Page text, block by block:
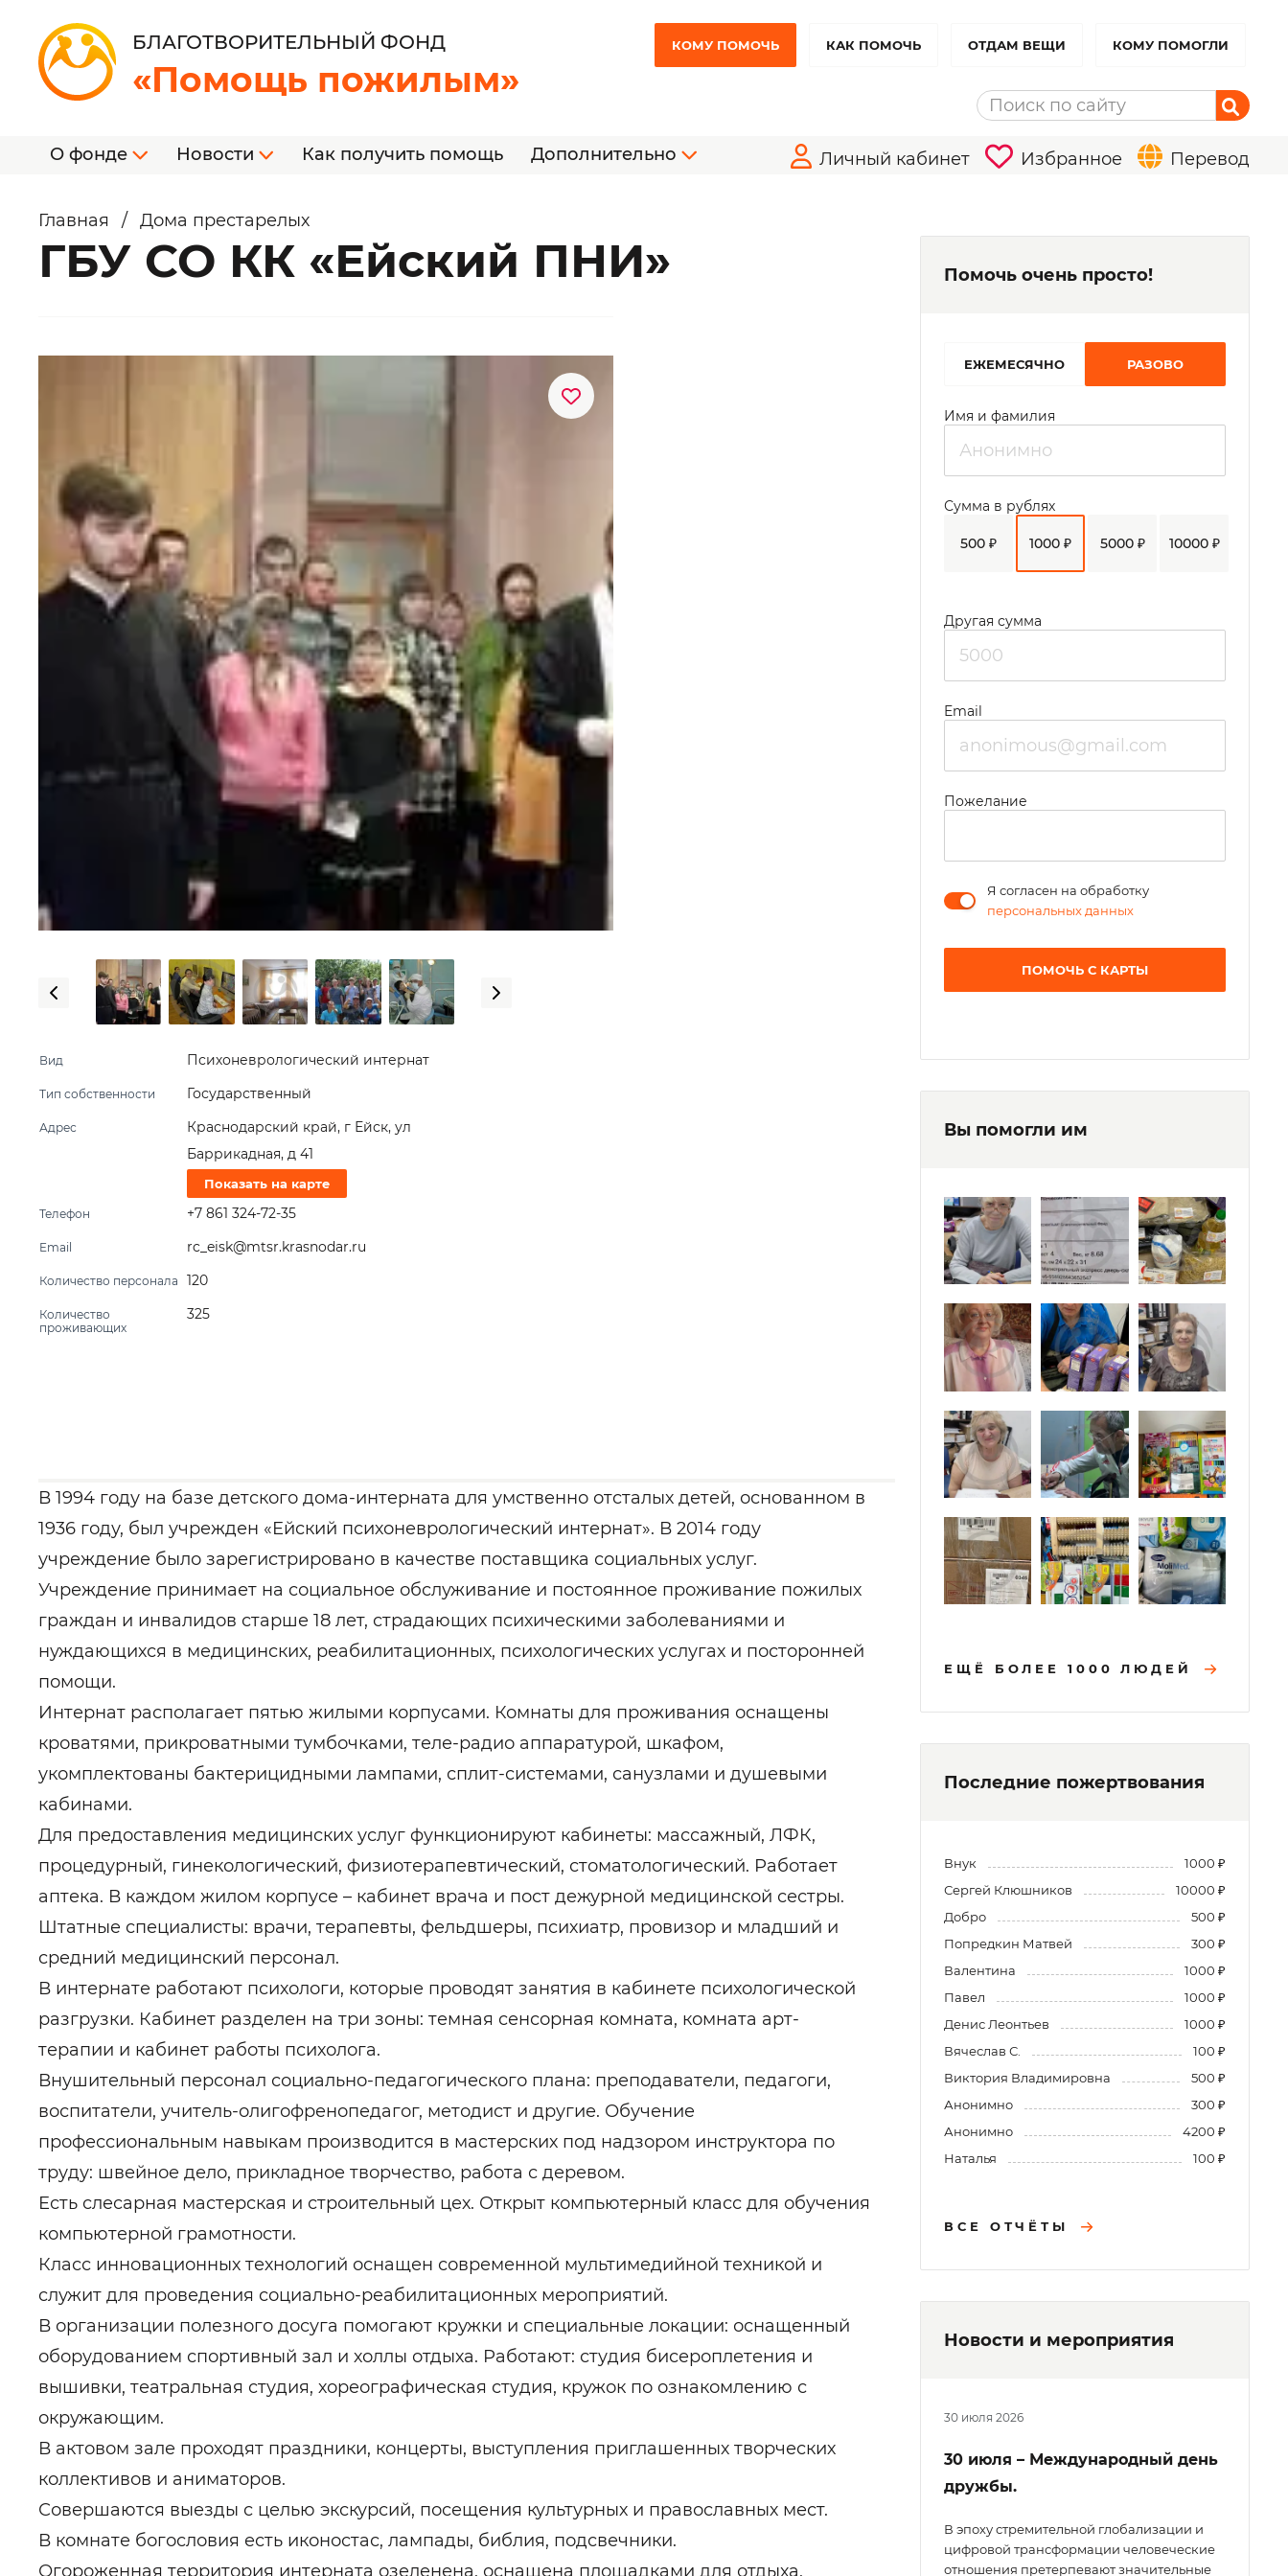
БЛАГОТВОРИТЕЛЬНЫЙ ФОНД
«Помощь пожилым»
КОМУ ПОМОЧЬ КАК ПОМОЧЬ ОТДАМ ВЕЩИ КОМУ ПОМОГЛИ
О фонде Новости Как получить помощь Дополнительно Личный кабинет Избранное Перевод
Главная / Дома престарелых
ГБУ СО КК «Ейский ПНИ»
Вид Психоневрологический интернат
Тип собственности Государственный
Адрес
Краснодарский край, г Ейск, ул
Баррикадная, д 41
Показать на карте
Телефон +7 861 324-72-35
Email rc_eisk@mtsr.krasnodar.ru
Количество персонала 120
Количество
проживающих
325
В 1994 году на базе детского дома-интерната для умственно отсталых детей, основанном в
1936 году, был учрежден «Ейский психоневрологический интернат». В 2014 году
учреждение было зарегистрировано в качестве поставщика социальных услуг.
Учреждение принимает на социальное обслуживание и постоянное проживание пожилых
граждан и инвалидов старше 18 лет, страдающих психическими заболеваниями и
нуждающихся в медицинских, реабилитационных, психологических услугах и посторонней
помощи.
Интернат располагает пятью жилыми корпусами. Комнаты для проживания оснащены
кроватями, прикроватными тумбочками, теле-радио аппаратурой, шкафом,
укомплектованы бактерицидными лампами, сплит-системами, санузлами и душевыми
кабинами.
Для предоставления медицинских услуг функционируют кабинеты: массажный, ЛФК,
процедурный, гинекологический, физиотерапевтический, стоматологический. Работает
аптека. В каждом жилом корпусе – кабинет врача и пост дежурной медицинской сестры.
Штатные специалисты: врачи, терапевты, фельдшеры, психиатр, провизор и младший и
средний медицинский персонал.
В интернате работают психологи, которые проводят занятия в кабинете психологической
разгрузки. Кабинет разделен на три зоны: темная сенсорная комната, комната арт-
терапии и кабинет работы психолога.
Внушительный персонал социально-педагогического плана: преподаватели, педагоги,
воспитатели, учитель-олигофренопедагог, методист и другие. Обучение
профессиональным навыкам производится в мастерских под надзором инструктора по
труду: швейное дело, прикладное творчество, работа с деревом.
Есть слесарная мастерская и строительный цех. Открыт компьютерный класс для обучения
компьютерной грамотности.
Класс инновационных технологий оснащен современной мультимедийной техникой и
служит для проведения социально-реабилитационных мероприятий.
В организации полезного досуга помогают кружки и специальные локации: оснащенный
оборудованием спортивный зал и холлы отдыха. Работают: студия бисероплетения и
вышивки, театральная студия, хореографическая студия, кружок по ознакомлению с
окружающим.
В актовом зале проходят праздники, концерты, выступления приглашенных творческих
коллективов и аниматоров.
Совершаются выезды с целью экскурсий, посещения культурных и православных мест.
В комнате богословия есть иконостас, лампады, библия, подсвечники.
Огороженная территория интерната озеленена, оснащена площадками для отдыха,
Помочь очень просто!
EЖЕМЕСЯЧНО РАЗОВО
Имя и фамилия
500 ₽ 1000 ₽ 5000 ₽ 10000 ₽
Сумма в рублях
Другая сумма
Email
Пожелание
Я согласен на обработку
персональных данных
ПОМОЧЬ С КАРТЫ
Вы помогли им
ЕЩЁ БОЛЕЕ 1000 ЛЮДЕЙ
Последние пожертвования
Внук
1000 ₽
Сергей Клюшников
10000 ₽
Добро
500 ₽
Попредкин Матвей
300 ₽
Валентина
1000 ₽
Павел
1000 ₽
Денис Леонтьев
1000 ₽
Вячеслав С.
100 ₽
Виктория Владимировна
500 ₽
Анонимно
300 ₽
Анонимно
4200 ₽
Наталья
100 ₽
ВСЕ ОТЧЁТЫ
Новости и мероприятия
30 июля 2026
30 июля – Международный день
дружбы.
В эпоху стремительной глобализации и
цифровой трансформации человеческие
отношения претерпевают значительные